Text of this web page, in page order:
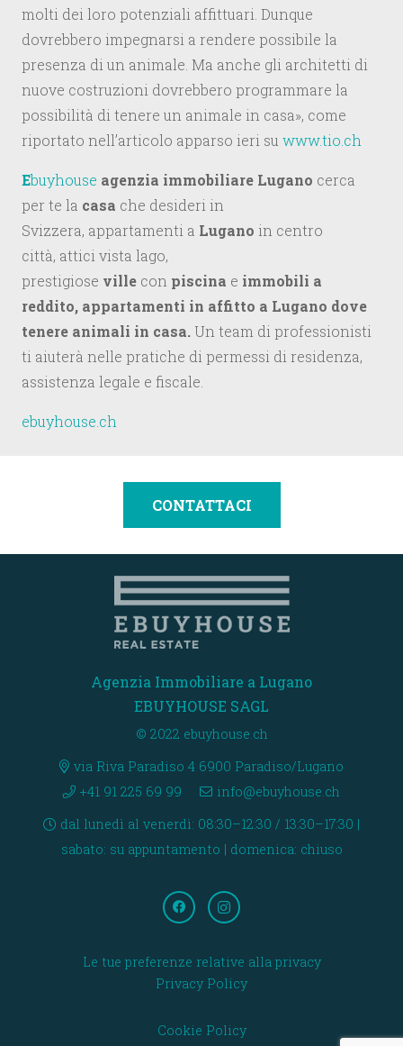
molti dei loro potenziali affittuari. Dunque
dovrebbero impegnarsi a rendere possibile la
presenza di un animale. Ma anche gli architetti di
nuove costruzioni dovrebbero programmare la
possibilità di tenere un animale in casa», come
riportato nell’articolo apparso ieri su www.tio.ch
Ebuyhouse agenzia immobiliare Lugano cerca
per te la casa che desideri in
Svizzera, appartamenti a Lugano in centro
città, attici vista lago,
prestigiose ville con piscina e immobili a
reddito, appartamenti in affitto a Lugano dove
tenere animali in casa. Un team di professionisti
ti aiuterà nelle pratiche di permessi di residenza,
assistenza legale e fiscale.
ebuyhouse.ch
CONTATTACI
Agenzia Immobiliare a Lugano
EBUYHOUSE SAGL
© 2022 ebuyhouse.ch
via Riva Paradiso 4 6900 Paradiso/Lugano
+41 91 225 69 99
info@ebuyhouse.ch
dal lunedì al venerdì: 08:30–12:30 / 13:30–17:30 |
sabato: su appuntamento | domenica: chiuso
Le tue preferenze relative alla privacy
Privacy Policy
Cookie Policy